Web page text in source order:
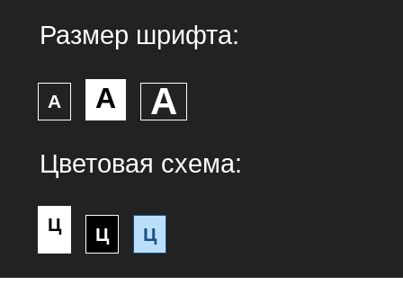
Размер шрифта:
А А А
Цветовая схема:
Ц Ц Ц